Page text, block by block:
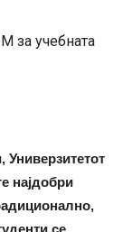
за учебната
најдобри
се